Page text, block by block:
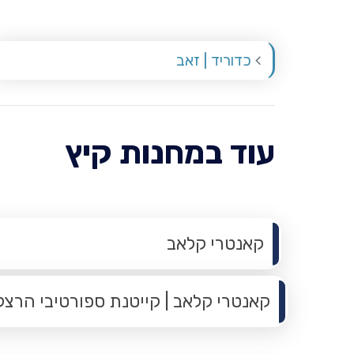
כדוריד | זאב
עוד במחנות קיץ
תפריט משנה
קאנטרי קלאב
קאנטרי קלאב | קייטנת ספורטיבי